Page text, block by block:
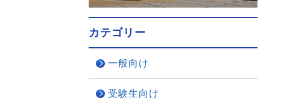
カテゴリー
一般向け
受験生向け